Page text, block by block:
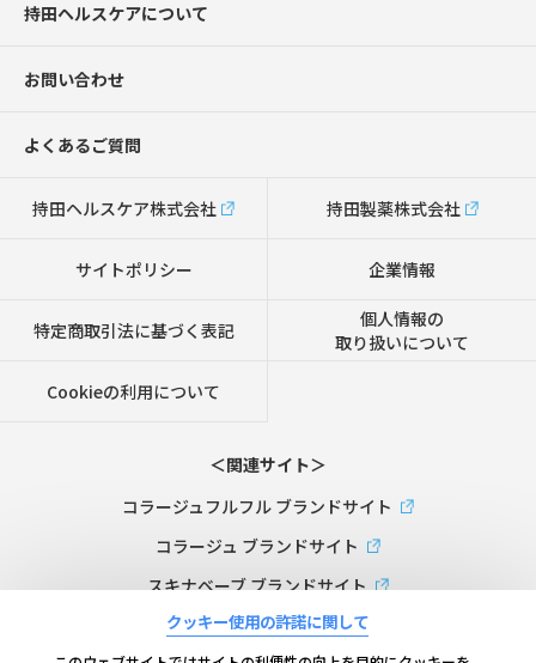
持田ヘルスケアについて
お問い合わせ
よくあるご質問
持田ヘルスケア株式会社 持田製薬株式会社
サイトポリシー 企業情報
特定商取引法に基づく表記
個人情報の
取り扱いについて
Cookieの利用について
＜関連サイト＞
コラージュフルフル ブランドサイト
コラージュ ブランドサイト
スキナベーブ ブランドサイト
ビーケーエイジ（B.K.AGE）ブランドサイト
クッキー使用の許諾に関して